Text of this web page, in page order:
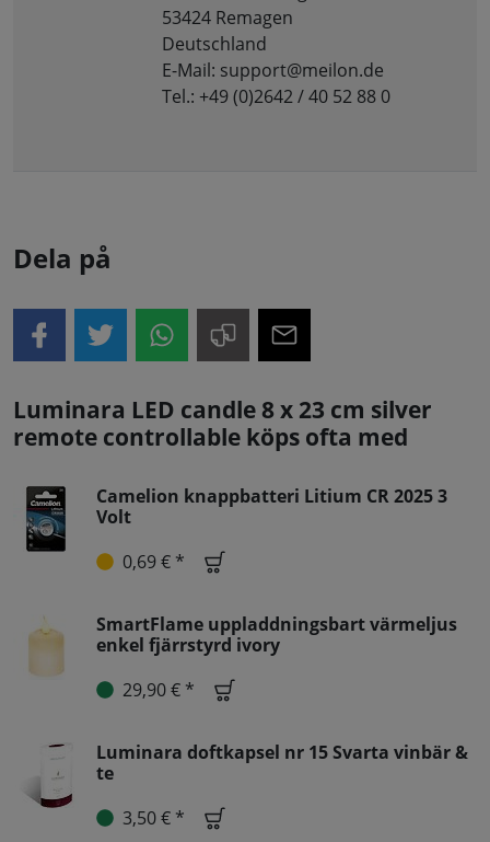
53424 Remagen
Deutschland
E-Mail: support@meilon.de
Tel.: +49 (0)2642 / 40 52 88 0
Dela på
Luminara LED candle 8 x 23 cm silver
remote controllable köps ofta med
Camelion knappbatteri Litium CR 2025 3
Volt
0,69 € *
SmartFlame uppladdningsbart värmeljus
enkel fjärrstyrd ivory
29,90 € *
Luminara doftkapsel nr 15 Svarta vinbär &
te
3,50 € *